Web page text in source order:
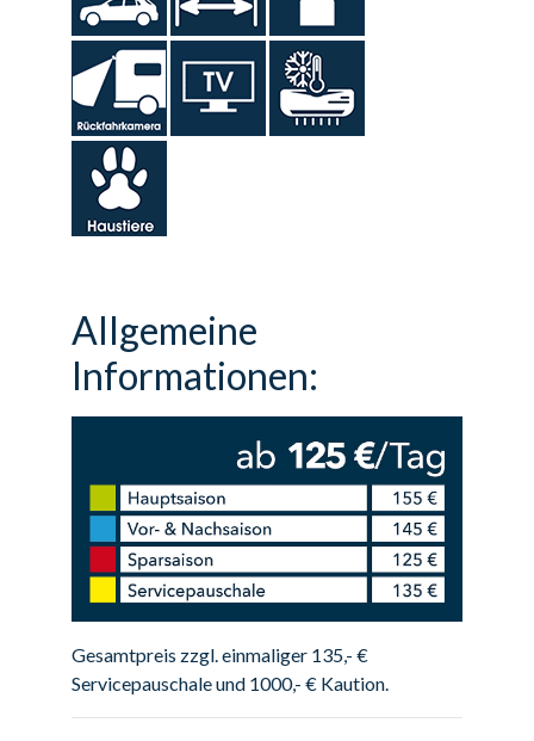
Allgemeine
Informationen:
Gesamtpreis zzgl. einmaliger 135,- €
Servicepauschale und 1000,- € Kaution.